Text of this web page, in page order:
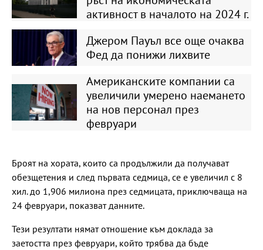
активност в началото на 2024 г.
Джером Пауъл все още очаква
Фед да понижи лихвите
Американските компании са
увеличили умерено наемането
на нов персонал през
февруари
Броят на хората, които са продължили да получават
обезщетения и след първата седмица, се е увеличил с 8
хил. до 1,906 милиона през седмицата, приключваща на
24 февруари, показват данните.
Тези резултати нямат отношение към доклада за
заетостта през февруари, който трябва да бъде